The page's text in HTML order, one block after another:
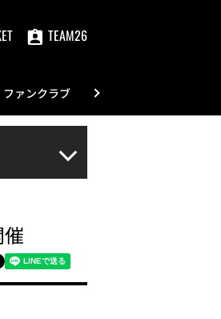
TEAM26
ファンクラブ